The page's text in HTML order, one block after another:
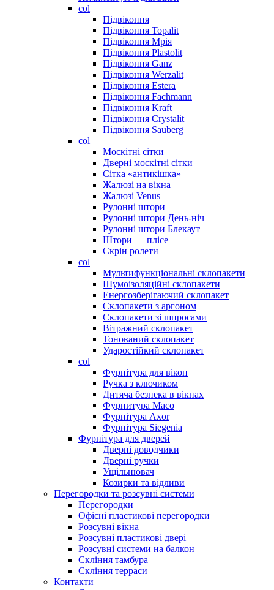
col
Підвіконня
Підвіконня Topalit
Підвіконня Мрія
Підвіконня Plastolit
Підвіконня Ganz
Підвіконня Werzalit
Підвіконня Estera
Підвіконня Fachmann
Підвіконня Kraft
Підвіконня Crystalit
Підвіконня Sauberg
col
Москітні сітки
Дверні москітні сітки
Сітка «антикішка»
Жалюзі на вікна
Жалюзі Venus
Рулонні штори
Рулонні штори День-ніч
Рулонні штори Блекаут
Штори — плісе
Скрін ролети
col
Мультифункціональні склопакети
Шумоізоляційні склопакети
Енергозберігаючий склопакет
Склопакети з аргоном
Склопакети зі шпросами
Вітражний склопакет
Тонований склопакет
Ударостійкий склопакет
col
Фурнітура для вікон
Ручка з ключиком
Дитяча безпека в вікнах
Фурнитура Maco
Фурнітура Axor
Фурнітура Siegenia
Фурнітура для дверей
Дверні доводчики
Дверні ручки
Ущільнювач
Козирки та відливи
Перегородки та розсувні системи
Перегородки
Офісні пластикові перегородки
Розсувні вікна
Розсувні пластикові двері
Розсувні системи на балкон
Скління тамбура
Скління терраси
Контакти